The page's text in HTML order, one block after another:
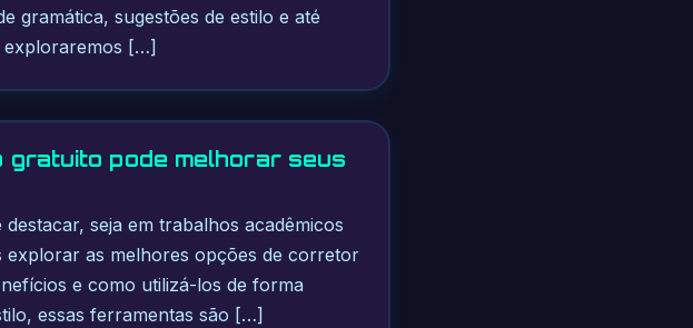
gramática, sugestões de estilo e até
exploraremos […]
pode melhorar seus
seja em trabalhos acadêmicos
explorar as melhores opções de corretor
e como utilizá-los de forma
essas ferramentas são […]